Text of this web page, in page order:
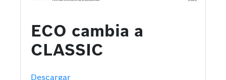
ECO cambia a
CLASSIC
Descargar